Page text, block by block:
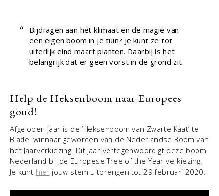
Bijdragen aan het klimaat en de magie van
een eigen boom in je tuin? Je kunt ze tot
uiterlijk eind maart planten. Daarbij is het
belangrijk dat er geen vorst in de grond zit.
Help de Heksenboom naar Europees
goud!
Afgelopen jaar is de ‘Heksenboom van Zwarte Kaat’ te
Bladel winnaar geworden van de Nederlandse Boom van
het Jaarverkiezing. Dit jaar vertegenwoordigt deze boom
Nederland bij de Europese Tree of the Year verkiezing.
Je kunt hier jouw stem uitbrengen tot 29 februari 2020.